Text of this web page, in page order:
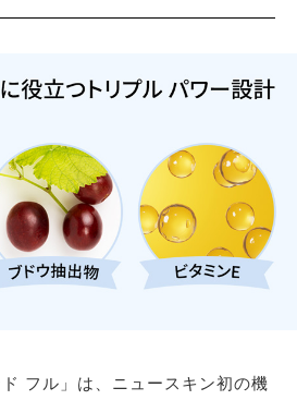
フル」は、ニュースキン初の機